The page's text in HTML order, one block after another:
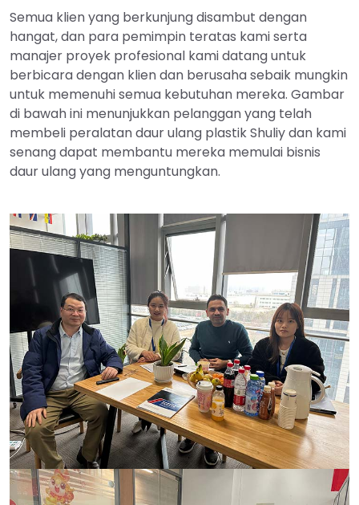
Semua klien yang berkunjung disambut dengan
hangat, dan para pemimpin teratas kami serta
manajer proyek profesional kami datang untuk
berbicara dengan klien dan berusaha sebaik mungkin
untuk memenuhi semua kebutuhan mereka. Gambar
di bawah ini menunjukkan pelanggan yang telah
membeli peralatan daur ulang plastik Shuliy dan kami
senang dapat membantu mereka memulai bisnis
daur ulang yang menguntungkan.